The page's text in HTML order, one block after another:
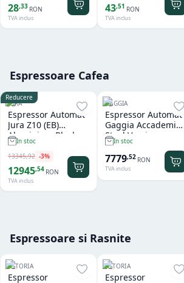
28,33 RON
TVA inclus
43,51 RON
TVA inclus
Espressoare Cafea
Reducere
JURA
Espressor Automat
Jura Z10 (EB)
Aluminium Black
In stoc
13345,92 -3%
12945,54 RON
TVA inclus
GAGGIA
Espressor Automat
Gaggia Accademia
Steel Version
In stoc
7779,52 RON
TVA inclus
Espressoare si Rasnite
ASTORIA
Espressor
ASTORIA
Espressor